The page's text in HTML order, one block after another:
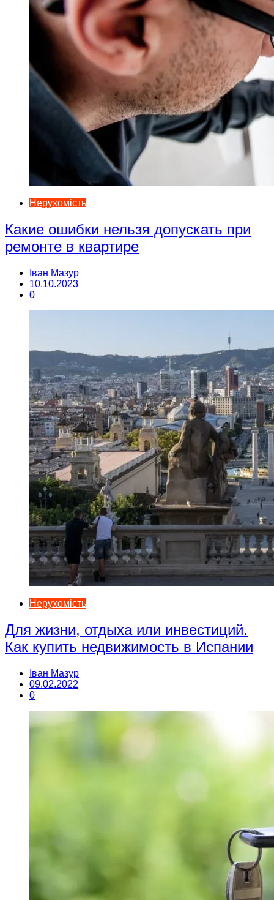
Нерухомість
Какие ошибки нельзя допускать при
ремонте в квартире
Іван Мазур
10.10.2023
0
Нерухомість
Для жизни, отдыха или инвестиций.
Как купить недвижимость в Испании
Іван Мазур
09.02.2022
0